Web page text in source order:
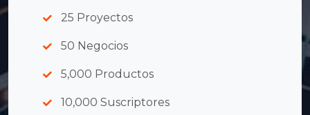
25 Proyectos
50 Negocios
5,000 Productos
10,000 Suscriptores